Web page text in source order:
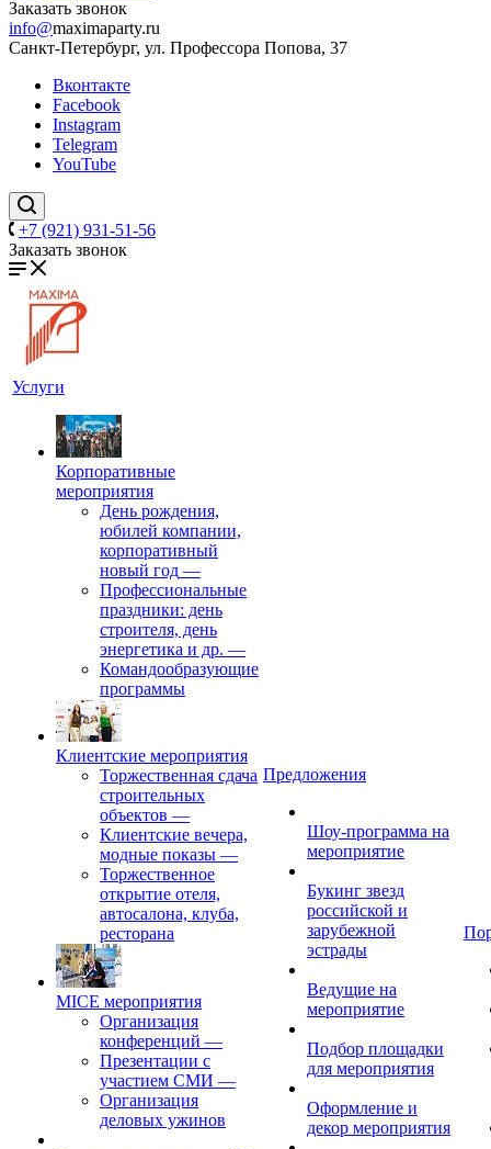
Заказать звонок
info@maximaparty.ru
Санкт-Петербург, ул. Профессора Попова, 37
Вконтакте
Facebook
Instagram
Telegram
YouTube
+7 (921) 931-51-56
Заказать звонок
Услуги
Корпоративные
мероприятия
День рождения,
юбилей компании,
корпоративный
новый год —
Профессиональные
праздники: день
строителя, день
энергетика и др. —
Командообразующие
программы
Клиентские мероприятия
Торжественная сдача
строительных
объектов —
Клиентские вечера,
модные показы —
Торжественное
открытие отеля,
автосалона, клуба,
ресторана
MICE мероприятия
Организация
конференций —
Презентации с
участием СМИ —
Организация
деловых ужинов
Предложения
Шоу-программа на
мероприятие
Букинг звезд
российской и
зарубежной
эстрады
Ведущие на
мероприятие
Подбор площадки
для мероприятия
Оформление и
декор мероприятия